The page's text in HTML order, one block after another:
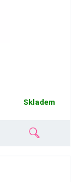
Skladem